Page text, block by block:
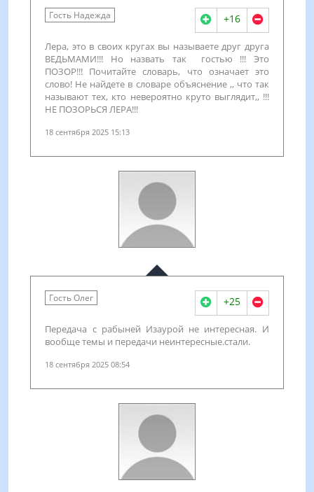
Гость Надежда +16
Лера, это в своих кругах вы называете друг друга
ВЕДЬМАМИ!!! Но назвать так гостью !!! Это
ПОЗОР!!! Почитайте словарь, что означает это
слово! Не найдете в словаре объяснение ,, что так
называют тех, кто невероятно круто выглядит,, !!!
НЕ ПОЗОРЬСЯ ЛЕРА!!!
18 сентября 2025 15:13
Гость Олег +25
Передача с рабыней Изаурой не интересная. И
вообще темы и передачи неинтересные.стали.
18 сентября 2025 08:54